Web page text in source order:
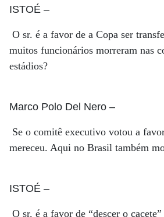
ISTOÉ –
O sr. é a favor de a Copa ser
muitos funcionários morreram nas
estádios?
Marco Polo Del Nero –
Se o comitê executivo votou a
mereceu. Aqui no Brasil também
ISTOÉ –
O sr. é a favor de “descer o